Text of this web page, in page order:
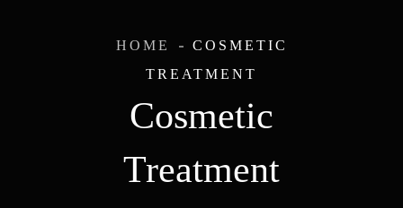
Cosmetic
Treatment
HOME
COSMETIC
TREATMENT